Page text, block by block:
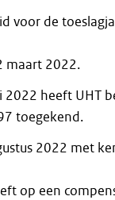
voor de
maart 2022.
2022 heeft UHT
toegekend.
2022 met
op een